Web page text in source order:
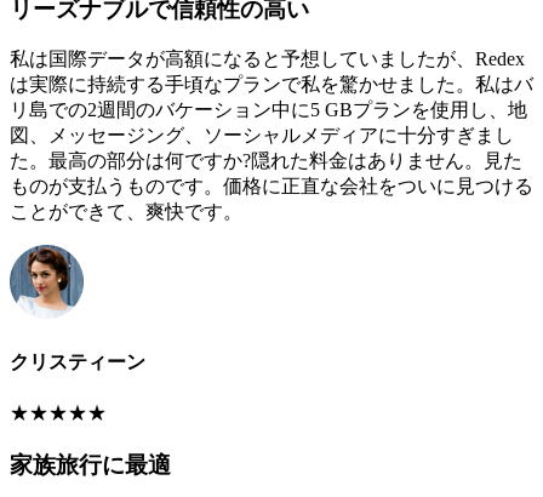
リーズナブルで信頼性の高い
私は国際データが高額になると予想していましたが、Redex
は実際に持続する手頃なプランで私を驚かせました。私はバ
リ島での2週間のバケーション中に5 GBプランを使用し、地
図、メッセージング、ソーシャルメディアに十分すぎまし
た。最高の部分は何ですか?隠れた料金はありません。見た
ものが支払うものです。価格に正直な会社をついに見つける
ことができて、爽快です。
クリスティーン
★★★★★
家族旅行に最適